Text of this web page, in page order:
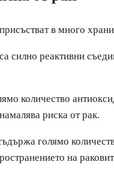
в много
силно реактивни
количество
риска от рак.
голямо
на